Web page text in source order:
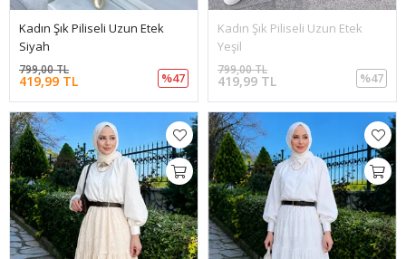
Kadın Şık Piliseli Uzun Etek
Siyah
419,99 TL
799,00 TL
%47
Kadın Şık Piliseli Uzun Etek
Yeşil
419,99 TL
799,00 TL
%47